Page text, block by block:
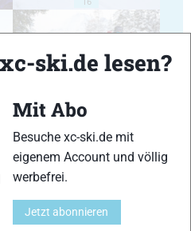
18
ski.de lesen?
Mit Abo
Besuche xc-ski.de mit
eigenem Account und völlig
werbefrei.
Jetzt abonnieren